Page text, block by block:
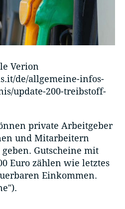
Verion
de/allgemeine-infos-
update-200-treibstoff-
private Arbeitgeber
und Mitarbeitern
Gutscheine mit
Euro zählen wie letztes
Einkommen.